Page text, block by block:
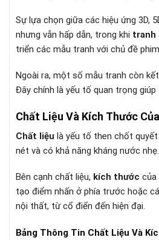
Sự lựa chọn giữa các hiệu ứng 3D,
nhưng vẫn hấp dẫn, trong khi tranh
triển các mẫu tranh với chủ đề
Ngoài ra, một số mẫu tranh còn
Đây chính là yếu tố quan trọng
Chất Liệu Và Kích Thước
Chất liệu là yếu tố then chốt
nét và có khả năng kháng nước
Bên cạnh chất liệu, kích thước của
tạo điểm nhấn ở phía trước hoặc
nội thất, từ cổ điển đến hiện đại.
Bảng Thông Tin Chất Liệu Và